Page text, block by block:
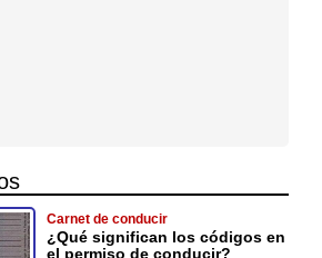
Carnet de conducir
¿Qué significan los códigos en
el permiso de conducir?